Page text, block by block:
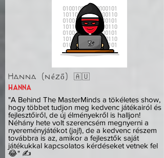
Hanna (néző) 🇦🇺
hanna
"A Behind The MasterMinds a tökéletes show,
hogy többet tudjon meg kedvenc játékairól és
fejlesztőiről, de új élményekről is halljon!
Néhány hete volt szerencsém megnyerni a
nyereményjátékot (jaj!), de a kedvenc részem
továbbra is az, amikor a fejlesztők saját
játékukkal kapcsolatos kérdéseket vetnek fel
😂" ✍️